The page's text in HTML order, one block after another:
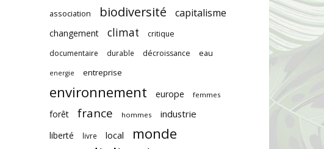
association biodiversité capitalisme
changement climat
critique
documentaire
durable décroissance eau
energie entreprise
environnement europe femmes
forêt france hommes industrie
liberté livre local monde